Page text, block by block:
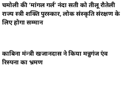
चमोली की ‘मांगल गर्ल’ नंदा सती को तीलू रौतेली
राज्य स्त्री शक्ति पुरस्कार, लोक संस्कृति संरक्षण के
लिए होगा सम्मान
काबिना मंन्त्री खजानदास ने किया मन्नुगंज एंव
रिस्पना का भ्रमण